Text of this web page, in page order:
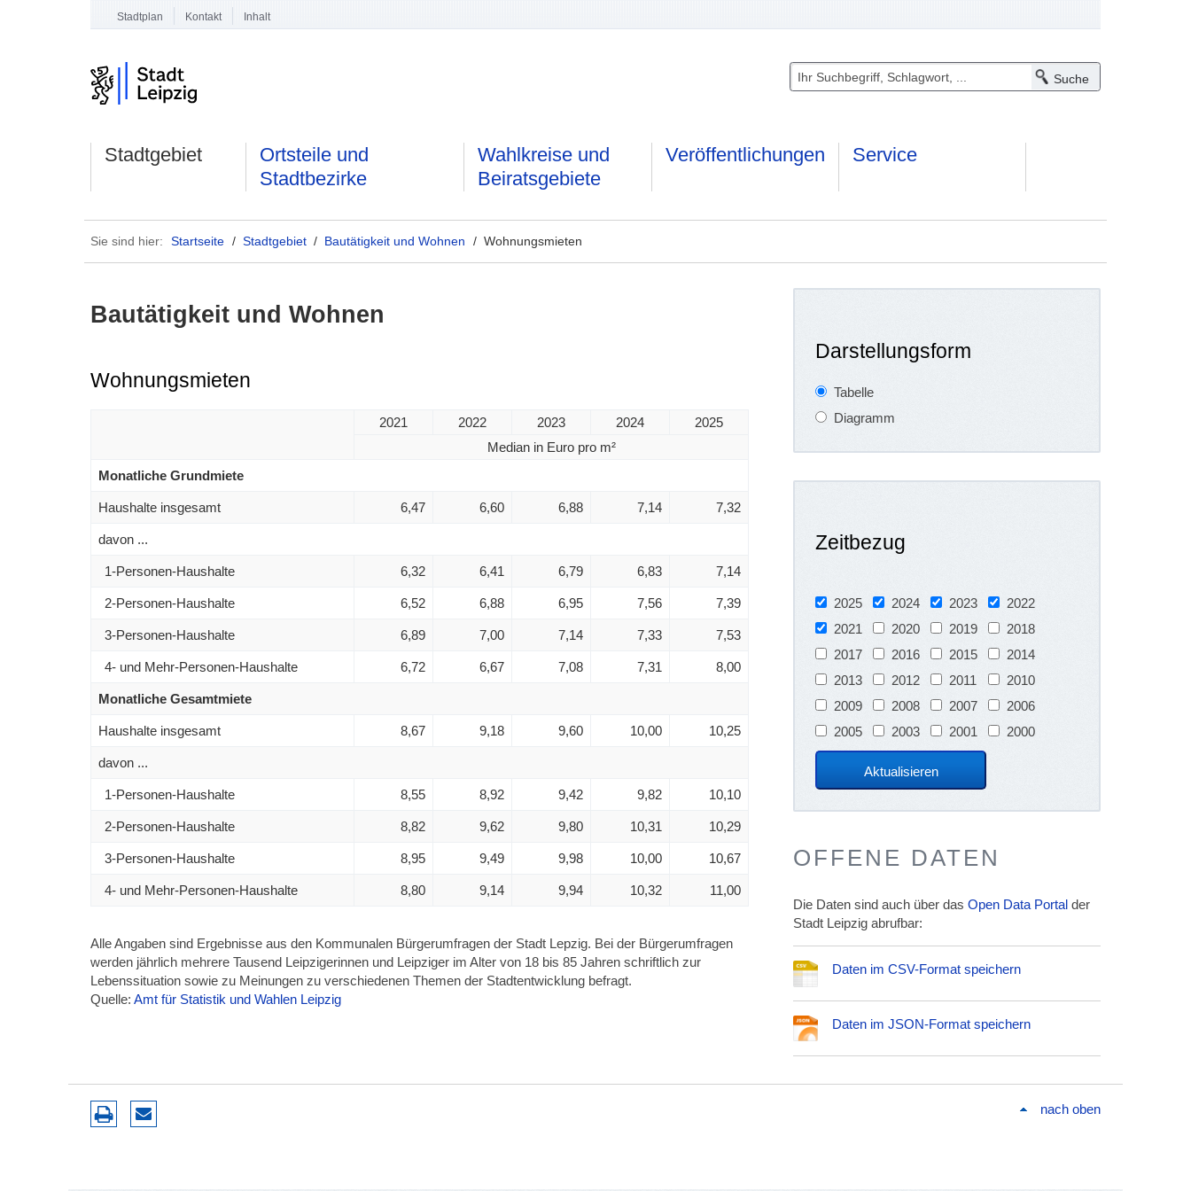
Stadtplan Kontakt Inhalt
Stadtgebiet
Ortsteile und
Stadtbezirke
Wahlkreise und
Beiratsgebiete
Veröffentlichungen Service
Sie sind hier: Startseite / Stadtgebiet / Bautätigkeit und Wohnen / Wohnungsmieten
Bautätigkeit und Wohnen
Wohnungsmieten
2021 2022 2023 2024
2025
Median in Euro pro m²
Monatliche Grundmiete
Haushalte insgesamt 6,47 6,60 6,88 7,14 7,32
davon ...
1-Personen-Haushalte 6,32 6,41 6,79 6,83 7,14
2-Personen-Haushalte 6,52 6,88 6,95 7,56 7,39
3-Personen-Haushalte 6,89 7,00 7,14 7,33 7,53
4- und Mehr-Personen-Haushalte 6,72 6,67 7,08 7,31 8,00
Monatliche Gesamtmiete
Haushalte insgesamt 8,67 9,18 9,60 10,00 10,25
davon ...
1-Personen-Haushalte 8,55 8,92 9,42 9,82 10,10
2-Personen-Haushalte 8,82 9,62 9,80 10,31 10,29
3-Personen-Haushalte 8,95 9,49 9,98 10,00 10,67
4- und Mehr-Personen-Haushalte 8,80 9,14 9,94 10,32 11,00
Alle Angaben sind Ergebnisse aus den Kommunalen Bürgerumfragen der Stadt Lepzig. Bei der Bürgerumfragen
werden jährlich mehrere Tausend Leipzigerinnen und Leipziger im Alter von 18 bis 85 Jahren schriftlich zur
Lebenssituation sowie zu Meinungen zu verschiedenen Themen der Stadtentwicklung befragt.
Quelle: Amt für Statistik und Wahlen Leipzig
Darstellungsform
Tabelle
Diagramm
Zeitbezug
2025 2024 2023
2022
2021
2020 2019
2018
2017
2016 2015
2014
2013
2012 2011
2010
2009
2008 2007
2006
2005
2003 2001 2000
OFFENE DATEN
Die Daten sind auch über dasOpen Data Portal der
Stadt Leipzig abrufbar:
Daten im CSV-Format speichern
Daten im JSON-Format speichern
nach oben